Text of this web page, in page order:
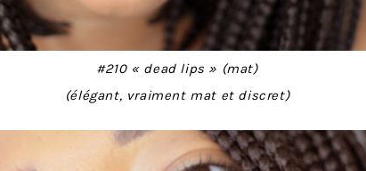
#210 « dead lips » (mat)
(élégant, vraiment mat et discret)